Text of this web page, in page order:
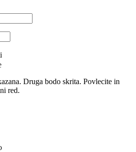
Druga bodo skrita. Povlecite in
red.